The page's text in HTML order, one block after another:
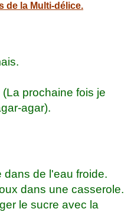
de la Multi-délice.
prochaine fois je
agar).
dans de l'eau froide.
dans une casserole.
le sucre avec la